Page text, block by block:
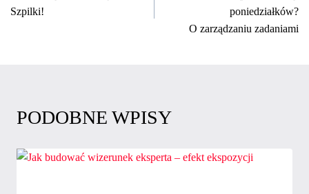
WPISU
Szpilki!
poniedziałków?
O zarządzaniu zadaniami
PODOBNE WPISY